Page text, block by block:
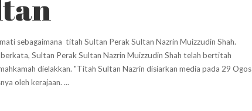
sebagaimana titah Sultan Perak Sultan Nazrin Muizzudin Shah.
Sultan Perak Sultan Nazrin Muizzudin Shah telah bertitah
dielakkan. "Titah Sultan Nazrin disiarkan media pada 29 Ogos
oleh kerajaan....